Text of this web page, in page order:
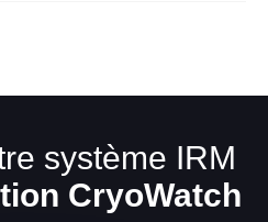
système IRM
CryoWatch